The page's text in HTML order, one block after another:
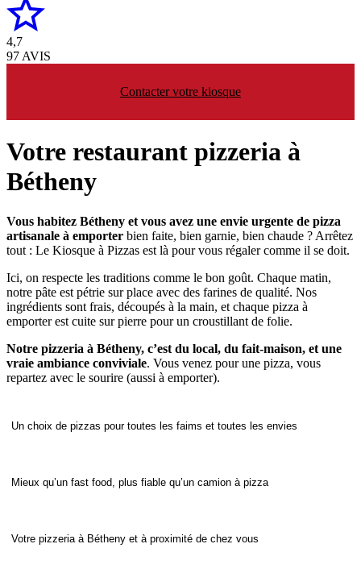
4,7
97 AVIS
Contacter votre kiosque
Votre restaurant pizzeria à
Bétheny
Vous habitez Bétheny et vous avez une envie urgente de pizza
artisanale à emporter bien faite, bien garnie, bien chaude ? Arrêtez
tout : Le Kiosque à Pizzas est là pour vous régaler comme il se doit.
Ici, on respecte les traditions comme le bon goût. Chaque matin,
notre pâte est pétrie sur place avec des farines de qualité. Nos
ingrédients sont frais, découpés à la main, et chaque pizza à
emporter est cuite sur pierre pour un croustillant de folie.
Notre pizzeria à Bétheny, c’est du local, du fait-maison, et une
vraie ambiance conviviale. Vous venez pour une pizza, vous
repartez avec le sourire (aussi à emporter).
Un choix de pizzas pour toutes les faims et toutes les envies
Mieux qu’un fast food, plus fiable qu’un camion à pizza
Votre pizzeria à Bétheny et à proximité de chez vous